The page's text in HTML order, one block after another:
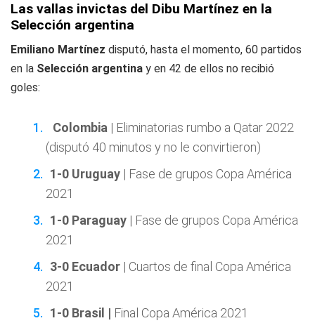
Las vallas invictas del Dibu Martínez en la
Selección argentina
Emiliano Martínez disputó, hasta el momento, 60 partidos
en la Selección argentina y en 42 de ellos no recibió
goles:
Colombia | Eliminatorias rumbo a Qatar 2022
(disputó 40 minutos y no le convirtieron)
1-0 Uruguay | Fase de grupos Copa América
2021
1-0 Paraguay | Fase de grupos Copa América
2021
3-0 Ecuador | Cuartos de final Copa América
2021
1-0 Brasil | Final Copa América 2021